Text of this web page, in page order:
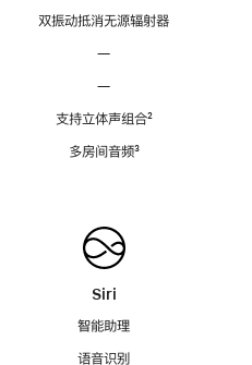
双振动抵消无源辐射器
—
—
支持立体声组合脚
²
多房间音频脚
³
Siri
智能助理
语音识别